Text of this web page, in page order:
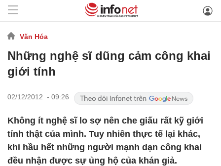
Văn Hóa
Những nghệ sĩ dũng cảm công khai
giới tính
02/12/2012 - 09:26
Không ít nghệ sĩ lo sợ nên che giấu rất kỹ giới
tính thật của mình. Tuy nhiên thực tế lại khác,
khi hầu hết những người mạnh dạn công khai
đều nhận được sự ủng hộ của khán giả.